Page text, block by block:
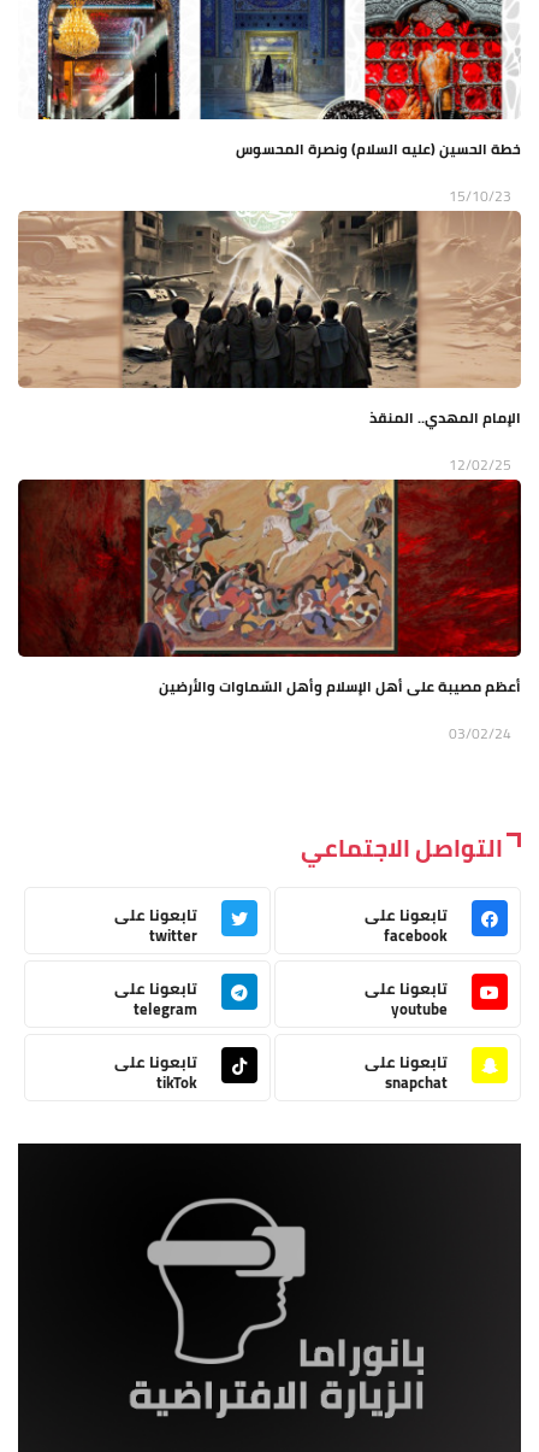
خطة الحسين (عليه السلام) ونصرة المحسوس
15/10/23
الإمام المهدي.. المنقذ
12/02/25
أعظم مصيبة على أهل الإسلام وأهل السّماوات والأرضين
03/02/24
التواصل الاجتماعي
تابعونا على
facebook
تابعونا على
twitter
تابعونا على
youtube
تابعونا على
telegram
تابعونا على
snapchat
تابعونا على
tikTok